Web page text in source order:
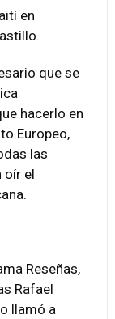
en
que se
hacerlo en
Europeo,
las
oír el
Reseñas,
Rafael
llamó a